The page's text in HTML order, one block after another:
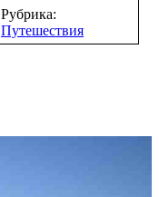
Рубрика:
Путешествия